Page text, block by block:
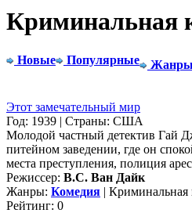
Криминальная
Новые Популярные Жанры
Этот замечательный мир
Год: 1939 | Страны: США
Молодой частный детектив Гай
питейном заведении, где он
места преступления, полиция
Режиссер: В.С. Ван Дайк
Жанры: Комедия | Криминальная
Рейтинг: 0